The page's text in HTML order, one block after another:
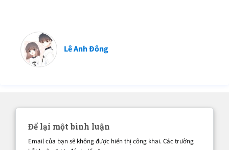
Lê Anh Đông
Để lại một bình luận
Email của bạn sẽ không được hiển thị công khai.Các trường